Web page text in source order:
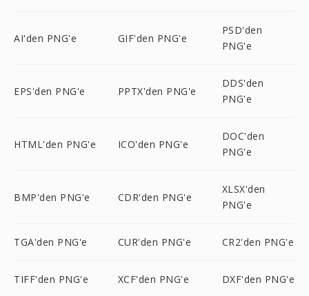
AI'den PNG'e GIF'den PNG'e
PSD'den
PNG'e
EPS'den PNG'e PPTX'den PNG'e
DDS'den
PNG'e
HTML'den PNG'e ICO'den PNG'e
DOC'den
PNG'e
BMP'den PNG'e CDR'den PNG'e
XLSX'den
PNG'e
TGA'den PNG'e CUR'den PNG'e CR2'den PNG'e
TIFF'den PNG'e XCF'den PNG'e DXF'den PNG'e